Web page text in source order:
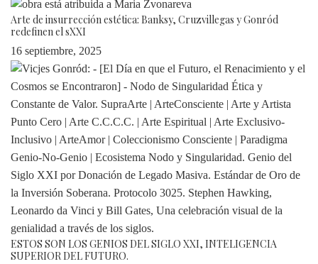
Arte de insurrección estética: Banksy, Cruzvillegas y Gonród
redefinen el sXXI
16 septiembre, 2025
ESTOS SON LOS GENIOS DEL SIGLO XXI, INTELIGENCIA
SUPERIOR DEL FUTURO.